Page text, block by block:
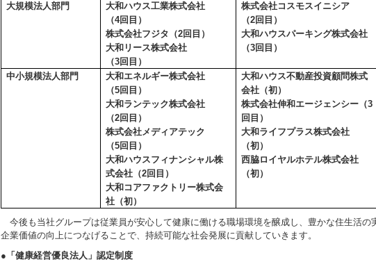
大規模法人部門
大和ハウス工業株式会社
（4回目）
株式会社フジタ（2回目）
大和リース株式会社
（3回目）
株式会社コスモスイニシア
（2回目）
大和ハウスパーキング株式会社
（3回目）
中小規模法人部門
大和エネルギー株式会社
（5回目）
大和ランテック株式会社
（2回目）
株式会社メディアテック
（5回目）
大和ハウスフィナンシャル株
式会社（2回目）
大和コアファクトリー株式会
社（初）
大和ハウス不動産投資顧問株式
会社（初）
株式会社伸和エージェンシー（3
回目）
大和ライフプラス株式会社
（初）
西脇ロイヤルホテル株式会社
（初）
今後も当社グループは従業員が安心して健康に働ける職場環境を醸成し、豊かな住生活の
企業価値の向上につなげることで、持続可能な社会発展に貢献していきます。
●「健康経営優良法人」認定制度